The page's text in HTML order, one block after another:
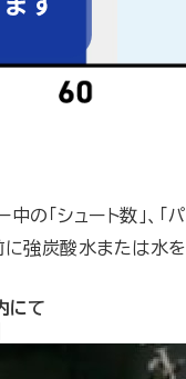
「シュート数」、「パ
に強炭酸水または水を
にて